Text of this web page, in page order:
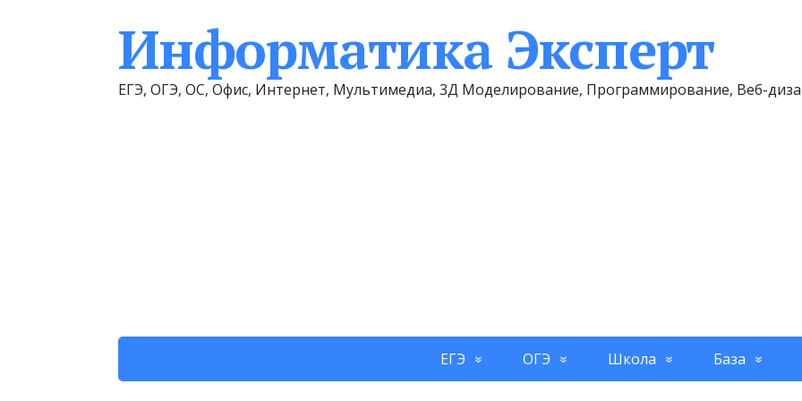
Информатика Эксперт
ЕГЭ, ОГЭ, ОС, Офис, Интернет, Мультимедиа, 3Д Моделирование, Программирование, Веб-
ЕГЭ ОГЭ Школа База